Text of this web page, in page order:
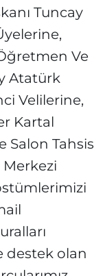
Tuncay
Ve
Atatürk
Velilerine,
Kartal
Salon Tahsis
destek olan